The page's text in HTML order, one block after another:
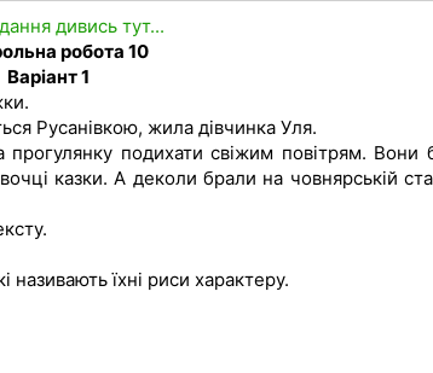
дивись тут...
робота 10
Варіант 1
Русанівкою, жила дівчинка Уля.
подихати свіжим повітрям. Вони
казки. А деколи брали на човнярській
називають їхні риси характеру.